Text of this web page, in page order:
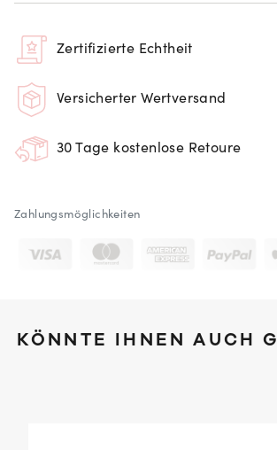
Zertifizierte Echtheit
Versicherter Wertversand
30 Tage kostenlose Retoure
Zahlungsmöglichkeiten
KÖNNTE IHNEN AUCH